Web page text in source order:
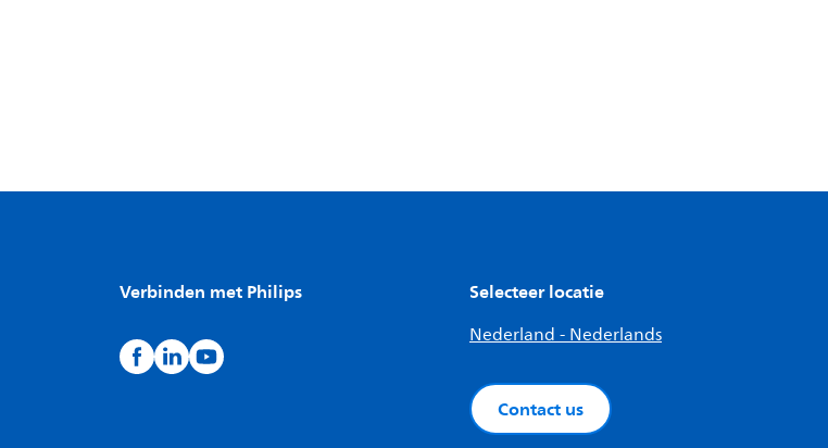
Verbinden met Philips Selecteer locatie
Nederland - Nederlands
Contact us